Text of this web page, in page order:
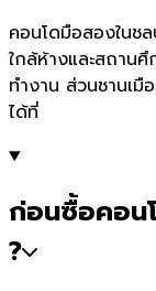
คอนโดมือสองในช
ใกล้ห้างและสถานศึ
ทำงาน ส่วนชานเมื
ได้ที่
ก่อนซื้อคอน
?